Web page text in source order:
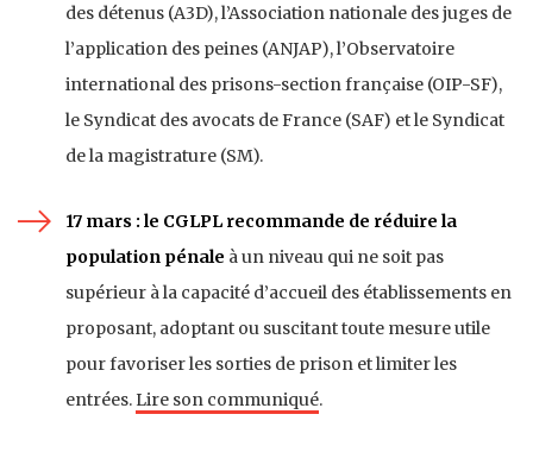
des détenus (A3D), l’Association nationale des juges de
l’application des peines (ANJAP), l’Observatoire
international des prisons-section française (OIP-SF),
le Syndicat des avocats de France (SAF) et le Syndicat
de la magistrature (SM).
17 mars : le CGLPL recommande de réduire la
population pénale à un niveau qui ne soit pas
supérieur à la capacité d’accueil des établissements en
proposant, adoptant ou suscitant toute mesure utile
pour favoriser les sorties de prison et limiter les
entrées. Lire son communiqué.